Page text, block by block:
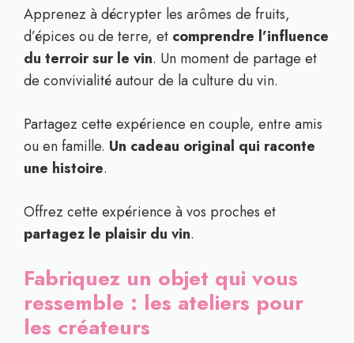
Apprenez à décrypter les arômes de fruits,
d’épices ou de terre, et comprendre l’influence
du terroir sur le vin. Un moment de partage et
de convivialité autour de la culture du vin.
Partagez cette expérience en couple, entre amis
ou en famille. Un cadeau original qui raconte
une histoire.
Offrez cette expérience à vos proches et
partagez le plaisir du vin.
Fabriquez un objet qui vous
ressemble : les ateliers pour
les créateurs